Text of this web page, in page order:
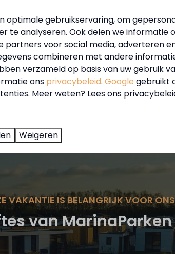
in september
Kom heerlijk nazomeren
VAKANTIE IS BELANGRIJK VOOR ONS
van MarinaParken
optimale gebruikservaring, om
te analyseren. Ook delen we informatie
partners voor social media, adverteren
combineren met andere
verzameld op basis van uw gebruik
ons privacybeleid. Google gebruikt
Meer weten? Lees ons
Weigeren